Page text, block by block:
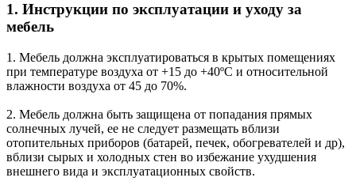
1. Инструкции по эксплуатации и уходу за
мебель
1. Мебель должна эксплуатироваться в крытых помещениях
при температуре воздуха от +15 до +40ºС и относительной
влажности воздуха от 45 до 70%.
2. Мебель должна быть защищена от попадания прямых
солнечных лучей, ее не следует размещать вблизи
отопительных приборов (батарей, печек, обогревателей и др),
вблизи сырых и холодных стен во избежание ухудшения
внешнего вида и эксплуатационных свойств.